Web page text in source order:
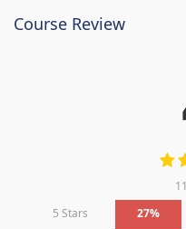
Course Review
5 Stars
27%